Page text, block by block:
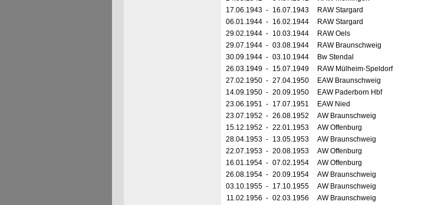
17.06.1943 - 16.07.1943 RAW Stargard
06.01.1944 - 16.02.1944 RAW Stargard
29.02.1944 - 10.03.1944 RAW Oels
29.07.1944 - 03.08.1944 RAW Braunschweig
30.09.1944 - 03.10.1944 Bw Stendal
26.03.1949 - 15.07.1949 RAW Mülheim-Speldorf
27.02.1950 - 27.04.1950 EAW Braunschweig
14.09.1950 - 20.09.1950 EAW Paderborn Hbf
23.06.1951 - 17.07.1951 EAW Nied
23.07.1952 - 26.08.1952 AW Braunschweig
15.12.1952 - 22.01.1953 AW Offenburg
28.04.1953 - 13.05.1953 AW Braunschweig
22.07.1953 - 20.08.1953 AW Offenburg
16.01.1954 - 07.02.1954 AW Offenburg
26.08.1954 - 20.09.1954 AW Braunschweig
03.10.1955 - 17.10.1955 AW Braunschweig
11.02.1956 - 02.03.1956 AW Braunschweig